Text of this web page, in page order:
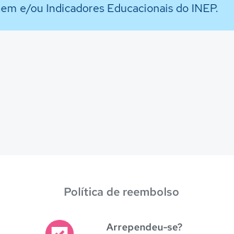
e/ou Indicadores Educacionais do INEP.
Política de reembolso
Arrependeu-se?